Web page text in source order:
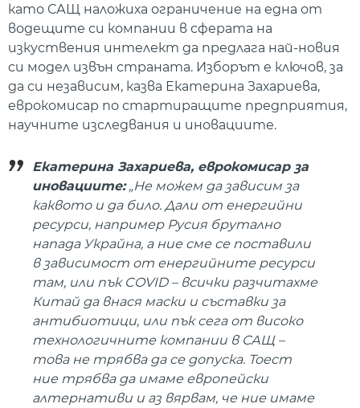
като САЩ наложиха ограничение на една от
водещите си компании в сферата на
изкуствения интелект да предлага най-новия
си модел извън страната. Изборът е ключов, за
да си независим, казва Екатерина Захариева,
еврокомисар по стартиращите предприятия,
научните изследвания и иновациите.
Екатерина Захариева, еврокомисар за
иновациите:„Не можем да зависим за
каквото и да било. Дали от енергийни
ресурси, например Русия брутално
напада Украйна, а ние сме се поставили
в зависимост от енергийните ресурси
там, или пък COVID – всички разчитахме
Китай да внася маски и съставки за
антибиотици, или пък сега от високо
технологичните компании в САЩ –
това не трябва да се допуска. Тоест
ние трябва да имаме европейски
алтернативи и аз вярвам, че ние имаме